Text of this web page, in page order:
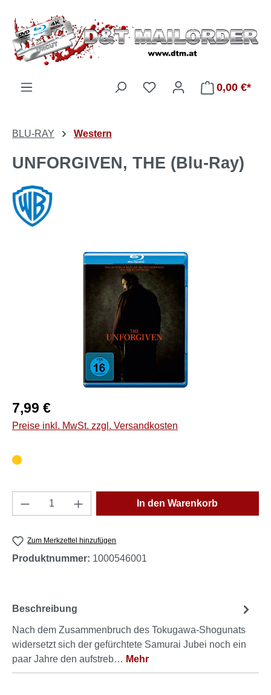
Zum Hauptinhalt springen
Du hast 0 Produkte auf
0,00 €*
BLU-RAY Western
UNFORGIVEN, THE (Blu-Ray)
Bildergalerie überspringen
Regulärer Preis:
7,99 €
Preise inkl. MwSt. zzgl. Versandkosten
Produkt Anzahl: Gib den gewünschten
In den Warenkorb
Zum Merkzettel hinzufügen
Produktnummer: 1000546001
Beschreibung
Nach dem Zusammenbruch des Tokugawa-Shogunats
widersetzt sich der gefürchtete Samurai Jubei noch ein
paar Jahre den aufstreb… Mehr